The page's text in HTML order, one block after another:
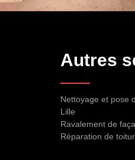
Autres
Nettoyage et pose
Lille
Ravalement de
Réparation de